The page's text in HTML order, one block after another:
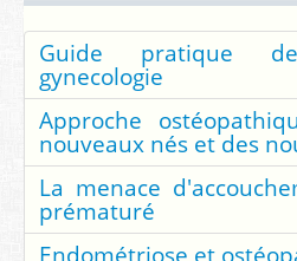
Guide pratique
gynecologie
Approche
nouveaux nés et des
La menace
prématuré
Endométriose et